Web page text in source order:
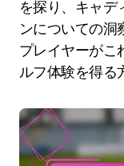
を探り、キャデ
ンについての洞
プレイヤーがこ
ルフ体験を得る